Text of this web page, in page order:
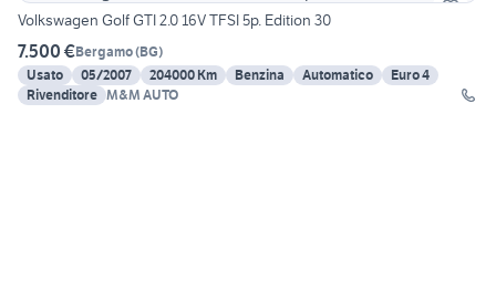
Volkswagen Golf GTI 2.0 16V TFSI 5p. Edition 30
7.500 €Bergamo(BG)
Usato
05/2007 204000 Km Benzina Automatico
Euro 4
Rivenditore M&M AUTO